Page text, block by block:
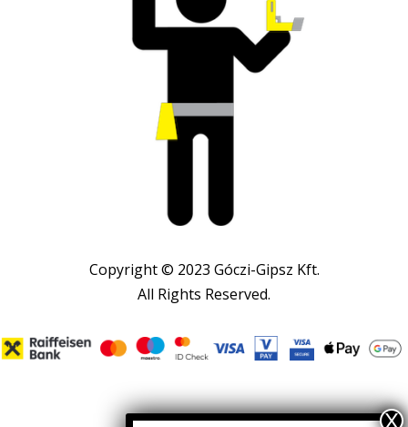
Copyright © 2023 Góczi-Gipsz Kft.
All Rights Reserved.